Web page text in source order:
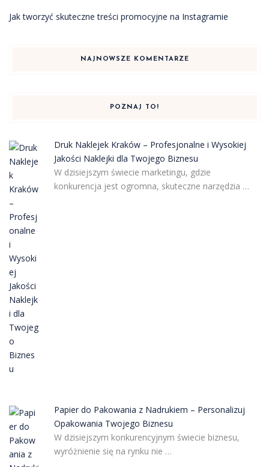
Jak tworzyć skuteczne treści promocyjne na Instagramie
NAJNOWSZE KOMENTARZE
POZNAJ TO!
Druk Naklejek Kraków – Profesjonalne i Wysokiej
Jakości Naklejki dla Twojego Biznesu
W dzisiejszym świecie marketingu, gdzie
konkurencja jest ogromna, skuteczne narzędzia …
Papier do Pakowania z Nadrukiem – Personalizuj
Opakowania Twojego Biznesu
W dzisiejszym konkurencyjnym świecie biznesu,
wyróżnienie się na rynku nie …